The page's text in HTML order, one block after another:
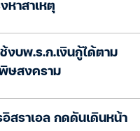
หาสาเหตุ
งบพ.ร.ก.เงินกู้ได้ตาม
ษสงคราม
สราเอล กดดันเดินหน้า